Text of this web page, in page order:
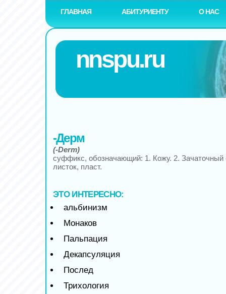
ГЛАВНАЯ АБИТУРИЕНТУ О НАС
nnspu.ru
-Дерм
(-Derm)
суффикс, обозначающий: 1. Кожу. 2.
листок, пласт.
ЭТО ИНТЕРЕСНО:
альбинизм
Монаков
Пальпация
Декапсуляция
Послед
Трихология